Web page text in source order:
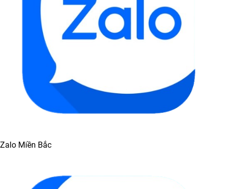
Zalo Miền Bắc